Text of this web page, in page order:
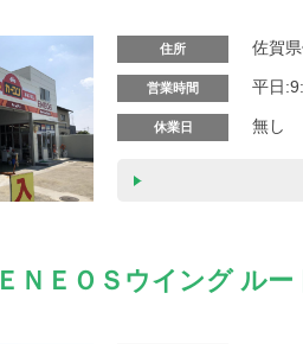
住所 佐賀
営業時間 平日
休業日 無し
ＥＮＥＯＳウイング ルー